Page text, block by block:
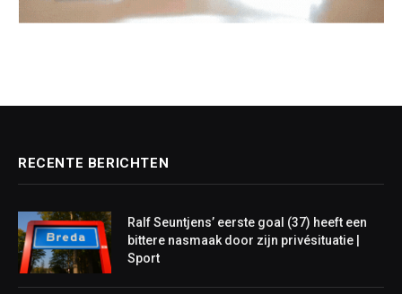
RECENTE BERICHTEN
Ralf Seuntjens’ eerste goal (37) heeft een
bittere nasmaak door zijn privésituatie |
Sport